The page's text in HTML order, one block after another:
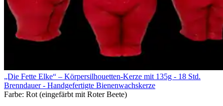
„Die Fette Elke“ – Körpersilhouetten-Kerze mit 135g - 18 Std.
Brenndauer - Handgefertigte Bienenwachskerze
Farbe: Rot (eingefärbt mit Roter Beete)